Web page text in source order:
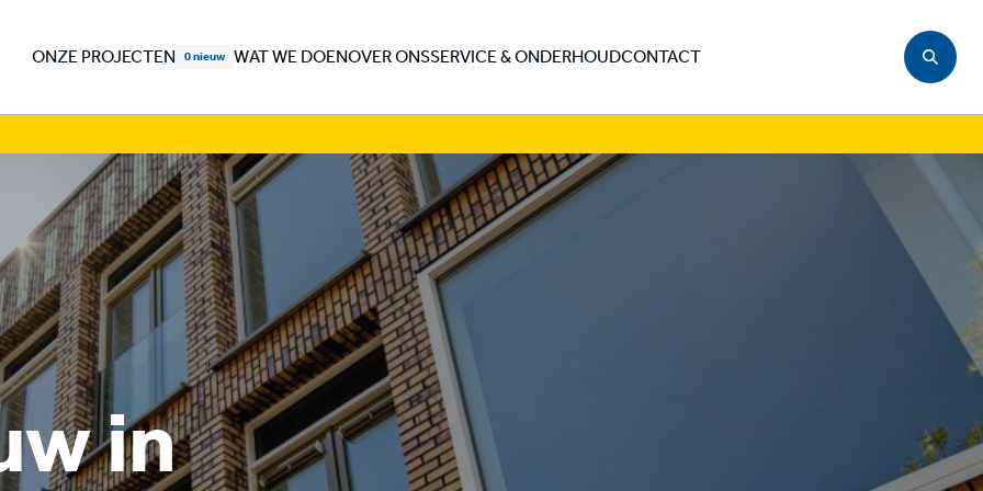
ONZE PROJECTEN WAT WE DOENOVER ONSSERVICE & ONDERHOUDCONTACT
in